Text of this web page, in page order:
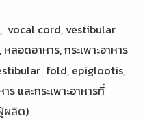
vocal cord, vestibular
อดอาหาร, กระเพาะอาหาร
fold, epiglootis,
และกระเพาะอาหารที่
ผลิต)